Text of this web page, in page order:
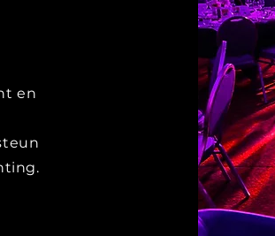
en